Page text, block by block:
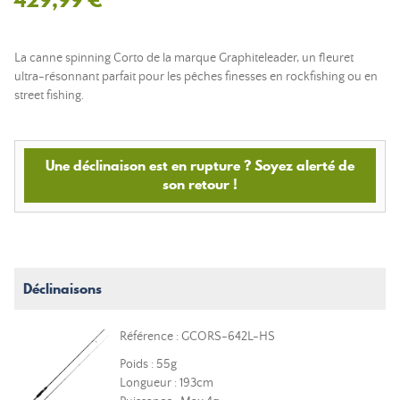
La canne spinning Corto de la marque Graphiteleader, un fleuret
ultra-résonnant parfait pour les pêches finesses en rockfishing ou en
street fishing.
Une déclinaison est en rupture ? Soyez alerté de
son retour !
Déclinaisons
Référence : GCORS-642L-HS
Poids : 55g
Longueur : 193cm